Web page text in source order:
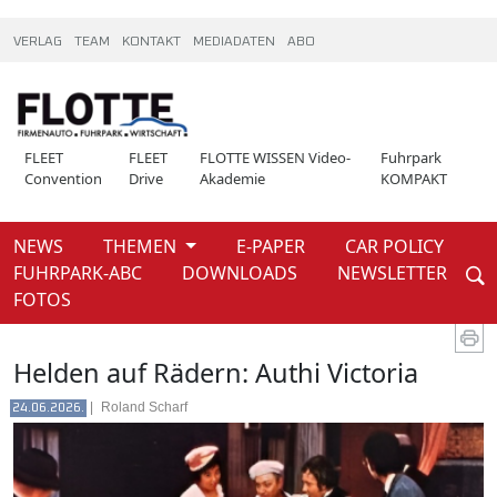
VERLAG TEAM KONTAKT MEDIADATEN ABO
FLEET
Convention
FLEET
Drive
FLOTTE WISSEN Video-
Akademie
Fuhrpark
KOMPAKT
NEWS THEMEN E-PAPER
CAR POLICY
FUHRPARK-ABC
DOWNLOADS
NEWSLETTER
FOTOS
Weiter
News
Helden auf Rädern: Authi Victoria
24.06.2026. Roland Scharf